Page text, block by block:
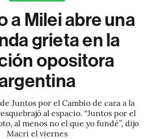
a Milei abre una
grieta en la
opositora
Juntos por el Cambio de cara a la
al espacio. “Juntos por el
al menos no el que yo fundé”, dijo
Macri el viernes